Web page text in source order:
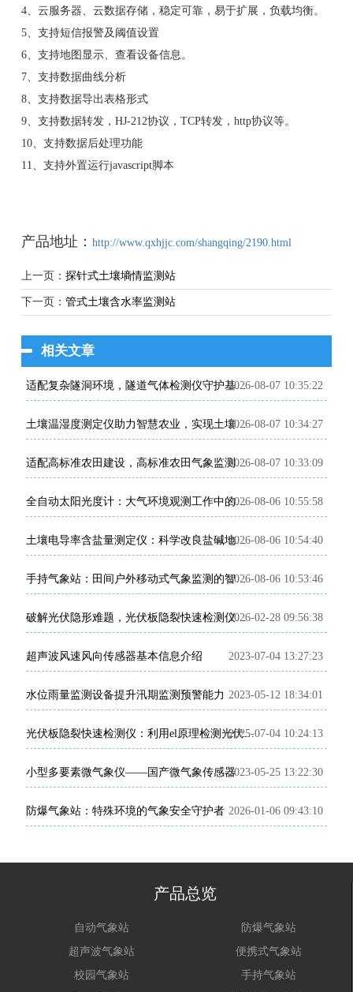
4、云服务器、云数据存储，稳定可靠，易于扩展，负载均衡。
5、支持短信报警及阈值设置
6、支持地图显示、查看设备信息。
7、支持数据曲线分析
8、支持数据导出表格形式
9、支持数据转发，HJ-212协议，TCP转发，http协议等。
10、支持数据后处理功能
11、支持外置运行javascript脚本
产品地址： http://www.qxhjjc.com/shangqing/2190.html
上一页： 探针式土壤墒情监测站
下一页： 管式土壤含水率监测站
相关文章
适配复杂隧洞环境，隧道气体检测仪守护基建施工安全
2026-08-07 10:35:22
土壤温湿度测定仪助力智慧农业，实现土壤环境精细化管控
2026-08-07 10:34:27
适配高标准农田建设，高标准农田气象监测系统助力粮食稳产增收
2026-08-07 10:33:09
全自动太阳光度计：大气环境观测工作中的专业智能监测设备
2026-08-06 10:55:58
土壤电导率含盐量测定仪：科学改良盐碱地的田间检测利器
2026-08-06 10:54:40
手持气象站：田间户外移动式气象监测的智能便携装备
2026-08-06 10:53:46
破解光伏隐形难题，光伏板隐裂快速检测仪让光伏运维更高效省心
2026-02-28 09:56:38
超声波风速风向传感器基本信息介绍 2023-07-04 13:27:23
水位雨量监测设备提升汛期监测预警能力 2023-05-12 18:34:01
光伏板隐裂快速检测仪：利用el原理检测光伏板缺陷又快又准
2025-07-04 10:24:13
小型多要素微气象仪——国产微气象传感器2023-05-25 13:22:30
防爆气象站：特殊环境的气象安全守护者 2026-01-06 09:43:10
产品总览
自动气象站
防爆气象站
超声波气象站
便携式气象站
校园气象站
手持气象站